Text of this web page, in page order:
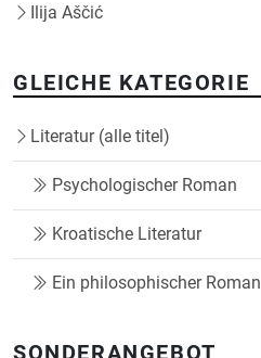
Ilija Aščić
GLEICHE KATEGORIE
Literatur (alle titel)
Psychologischer Roman
Kroatische Literatur
Ein philosophischer Roman
SONDERANGEBOT